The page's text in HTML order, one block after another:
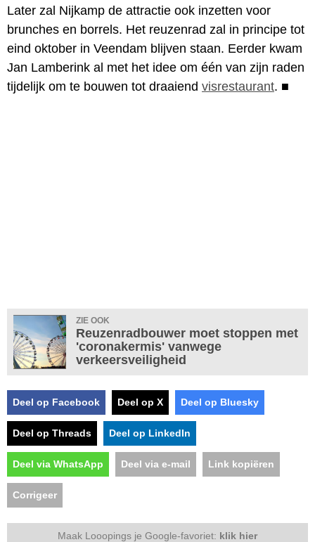
Later zal Nijkamp de attractie ook inzetten voor
brunches en borrels. Het reuzenrad zal in principe tot
eind oktober in Veendam blijven staan. Eerder kwam
Jan Lamberink al met het idee om één van zijn raden
tijdelijk om te bouwen tot draaiend visrestaurant. ■
ZIE OOK
Reuzenradbouwer moet stoppen met
'coronakermis' vanwege
verkeersveiligheid
Deel op Facebook Deel op X Deel op Bluesky
Deel op Threads Deel op LinkedIn
Deel via WhatsApp Deel via e-mail Link kopiëren
Corrigeer
Maak Looopings je Google-favoriet: klik hier